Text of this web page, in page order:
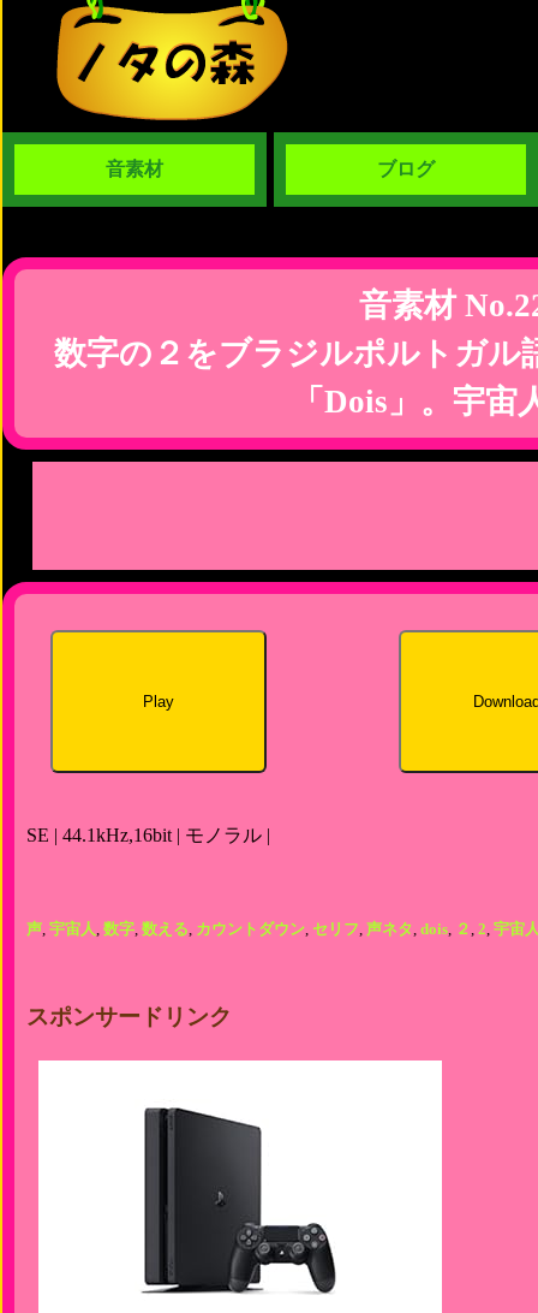
音素材 ブログ
音素材
数字の２をブラジルポルトガル
「Dois」。宇宙
Play
SE | 44.1kHz,16bit | モノラル |
声, 宇宙人, 数字, 数える, カウントダウン, セリフ, 声ネタ, dois, ２, 2, 宇宙
スポンサードリンク